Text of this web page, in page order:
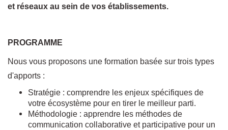
et réseaux au sein de vos établissements.
PROGRAMME
Nous vous proposons une formation basée sur trois types
d'apports :
Stratégie : comprendre les enjeux spécifiques de
votre écosystème pour en tirer le meilleur parti.
Méthodologie : apprendre les méthodes de
communication collaborative et participative pour un